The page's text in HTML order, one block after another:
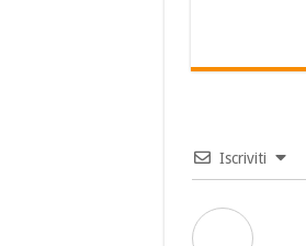
Iscriviti